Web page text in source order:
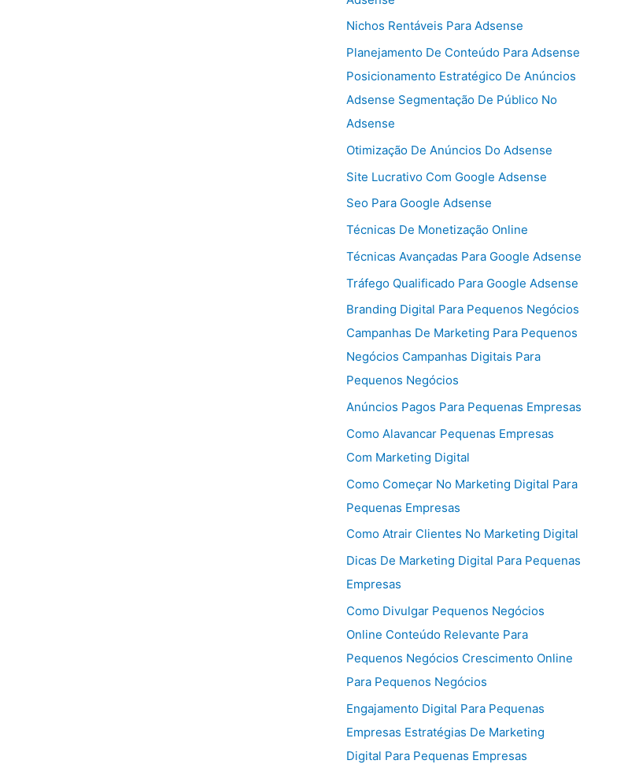
Nichos Rentáveis Para Adsense
Planejamento De Conteúdo Para Adsense
Posicionamento Estratégico De Anúncios
Adsense Segmentação De Público No
Adsense
Otimização De Anúncios Do Adsense
Site Lucrativo Com Google Adsense
Seo Para Google Adsense
Técnicas De Monetização Online
Técnicas Avançadas Para Google Adsense
Tráfego Qualificado Para Google Adsense
Branding Digital Para Pequenos Negócios
Campanhas De Marketing Para Pequenos
Negócios Campanhas Digitais Para
Pequenos Negócios
Anúncios Pagos Para Pequenas Empresas
Como Alavancar Pequenas Empresas
Com Marketing Digital
Como Começar No Marketing Digital Para
Pequenas Empresas
Como Atrair Clientes No Marketing Digital
Dicas De Marketing Digital Para Pequenas
Empresas
Como Divulgar Pequenos Negócios
Online Conteúdo Relevante Para
Pequenos Negócios Crescimento Online
Para Pequenos Negócios
Engajamento Digital Para Pequenas
Empresas Estratégias De Marketing
Digital Para Pequenas Empresas